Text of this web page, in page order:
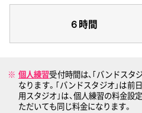
６時間
個人練習受付時間は、｢バンドスタ
なります。｢バンドスタジオ」は前
用スタジオ｣は、個人練習の料金設
ただいても同じ料金になります。